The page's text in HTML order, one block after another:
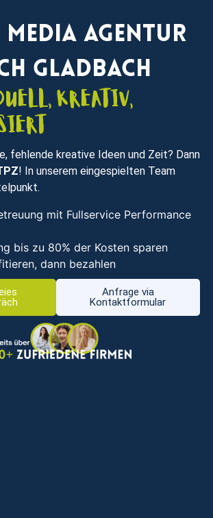
Agentur
Gladbach
kreativ,
fehlende kreative Ideen und Zeit? Dann
! In unserem eingespielten Team
mit Fullservice Performance
bis zu 80% der Kosten sparen
dann bezahlen
Anfrage via
Kontaktformular